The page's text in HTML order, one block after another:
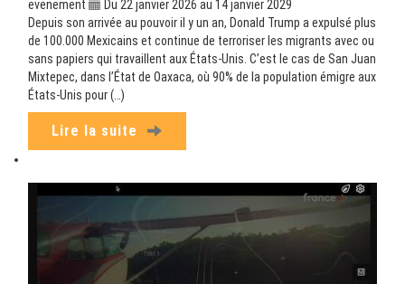
evenement
Du 22 janvier 2026 au 14 janvier 2029
Depuis son arrivée au pouvoir il y un an, Donald Trump a expulsé plus
de 100.000 Mexicains et continue de terroriser les migrants avec ou
sans papiers qui travaillent aux États-Unis. C’est le cas de San Juan
Mixtepec, dans l’État de Oaxaca, où 90% de la population émigre aux
États-Unis pour (…)
Lire la suite